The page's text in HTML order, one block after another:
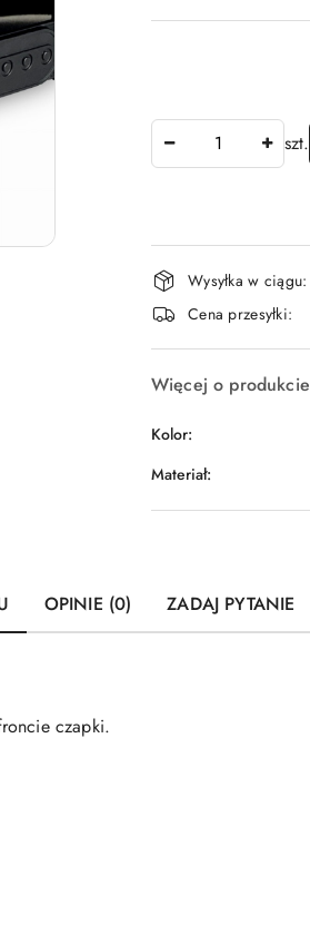
szt.
Dostępność
i
dostawa
Wysyłka w ciągu:
Cena przesyłki:
Więcej o produkcie
Kolor:
Materiał:
OPINIE (0) ZADAJ PYTANIE
czapki.